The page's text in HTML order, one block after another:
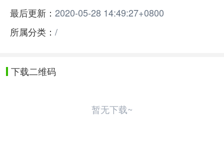
最后更新： 2020-05-28 14:49:27+0800
所属分类： /
下载二维码
暂无下载~